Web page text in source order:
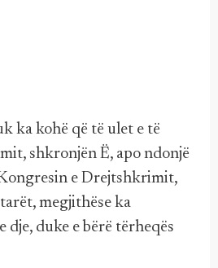
ka kohë që të ulet e të
shkronjën Ë, apo ndonjë
e Drejtshkrimit,
megjithëse ka
duke e bërë tërheqës